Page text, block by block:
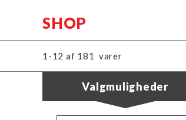
SHOP
1-12 af 181 varer
Valgmuligheder